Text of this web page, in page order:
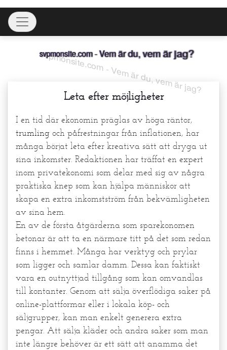
Skip
content
Toggle navigation
svpmonsite.com - Vem är du, vem är jag?
Leta efter möjligheter
I en tid där ekonomin präglas av höga räntor,
trumling och påfrestningar från inflationen, har
många börjat leta efter kreativa sätt att dryga ut
sina inkomster. Redaktionen har träffat en expert
inom privatekonomi som delar med sig av några
praktiska knep som kan hjälpa människor att
skapa en extra inkomstström från bekvämligheten
av sina hem.
En av de första åtgärderna som sparekonomen
betonar är att ta en närmare titt på det som redan
finns i hemmet. Många har verktyg och prylar
som ligger och samlar damm. Dessa kan faktiskt
vara en outnyttjad tillgång som kan omvandlas
till kontanter. Genom att sälja överflödiga saker på
online-plattformar eller i lokala köp- och
säljgrupper, kan man enkelt generera extra
pengar. Att sälja kläder och andra saker som man
inte längre behöver är ett sätt att anamma det